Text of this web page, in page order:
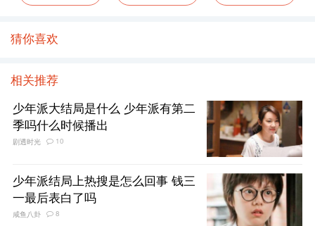
猜你喜欢
相关推荐
少年派大结局是什么 少年派有第二
季吗什么时候播出
剧透时光 10
少年派结局上热搜是怎么回事 钱三
一最后表白了吗
咸鱼八卦 8